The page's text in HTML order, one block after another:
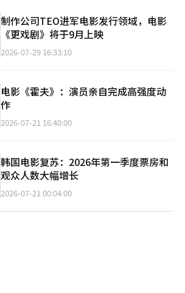
制作公司TEO进军电影发行领域，电影
《更戏剧》将于9月上映
2026-07-29 16:33:10
电影《霍夫》：演员亲自完成高强度动
作
2026-07-21 16:40:00
韩国电影复苏：2026年第一季度票房和
观众人数大幅增长
2026-07-21 00:04:00